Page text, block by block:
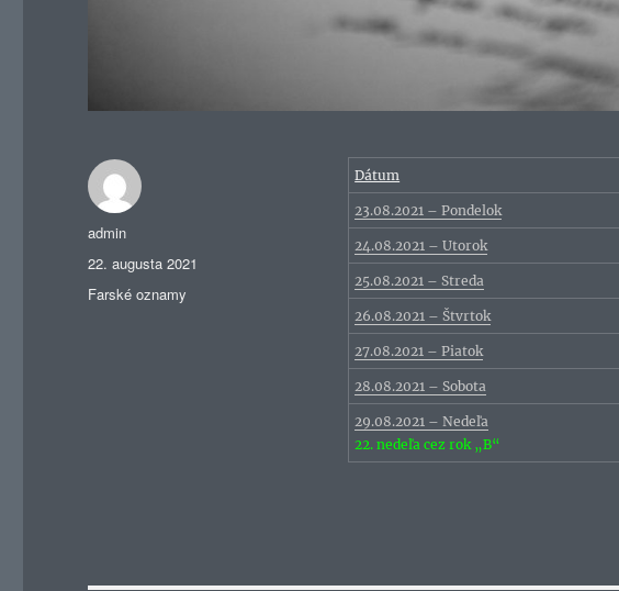
Dátum
23.08.2021 – Pondelok
24.08.2021 – Utorok
25.08.2021 – Streda
26.08.2021 – Štvrtok
27.08.2021 – Piatok
28.08.2021 – Sobota
29.08.2021 – Nedeľa
22. nedeľa cez rok „B“
Autor
admin
Publikované
22. augusta 2021
Kategórie
Farské oznamy